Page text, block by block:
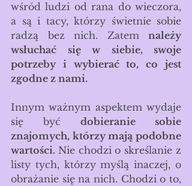
wśród ludzi od rana do wieczora,
a są i tacy, którzy świetnie sobie
radzą bez nich. Zatem należy
wsłuchać się w siebie, swoje
potrzeby i wybierać to, co jest
zgodne z nami.
Innym ważnym aspektem wydaje
się być dobieranie sobie
znajomych, którzy mają podobne
wartości. Nie chodzi o skreślanie z
listy tych, którzy myślą inaczej, o
obrażanie się na nich. Chodzi o to,